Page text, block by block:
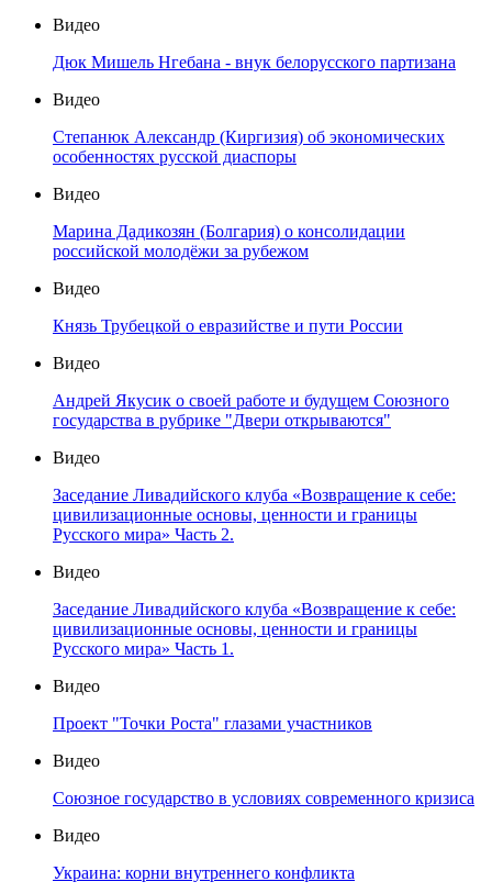
Видео
Дюк Мишель Нгебана - внук белорусского партизана
Видео
Степанюк Александр (Киргизия) об экономических
особенностях русской диаспоры
Видео
Марина Дадикозян (Болгария) о консолидации
российской молодёжи за рубежом
Видео
Князь Трубецкой о евразийстве и пути России
Видео
Андрей Якусик о своей работе и будущем Союзного
государства в рубрике "Двери открываются"
Видео
Заседание Ливадийского клуба «Возвращение к себе:
цивилизационные основы, ценности и границы
Русского мира» Часть 2.
Видео
Заседание Ливадийского клуба «Возвращение к себе:
цивилизационные основы, ценности и границы
Русского мира» Часть 1.
Видео
Проект "Точки Роста" глазами участников
Видео
Союзное государство в условиях современного кризиса
Видео
Украина: корни внутреннего конфликта